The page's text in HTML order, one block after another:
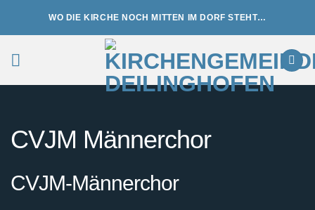
WO DIE KIRCHE NOCH MITTEN IM DORF STEHT…
CVJM Männerchor
CVJM-Männerchor